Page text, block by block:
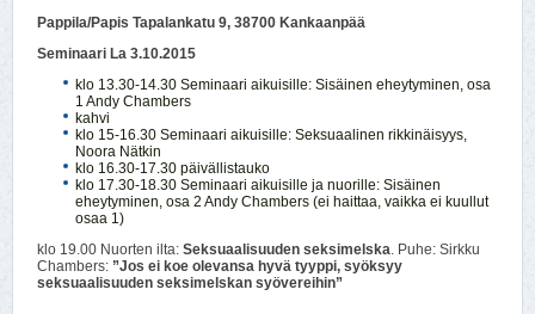
Pappila/Papis Tapalankatu 9, 38700 Kankaanpää
Seminaari La 3.10.2015
klo 13.30-14.30 Seminaari aikuisille: Sisäinen eheytyminen, osa
1 Andy Chambers
kahvi
klo 15-16.30 Seminaari aikuisille: Seksuaalinen rikkinäisyys,
Noora Nätkin
klo 16.30-17.30 päivällistauko
klo 17.30-18.30 Seminaari aikuisille ja nuorille: Sisäinen
eheytyminen, osa 2 Andy Chambers (ei haittaa, vaikka ei kuullut
osaa 1)
klo 19.00 Nuorten ilta:Seksuaalisuuden seksimelska . Puhe: Sirkku
Chambers: ”Jos ei koe olevansa hyvä tyyppi, syöksyy
seksuaalisuuden seksimelskan syövereihin”